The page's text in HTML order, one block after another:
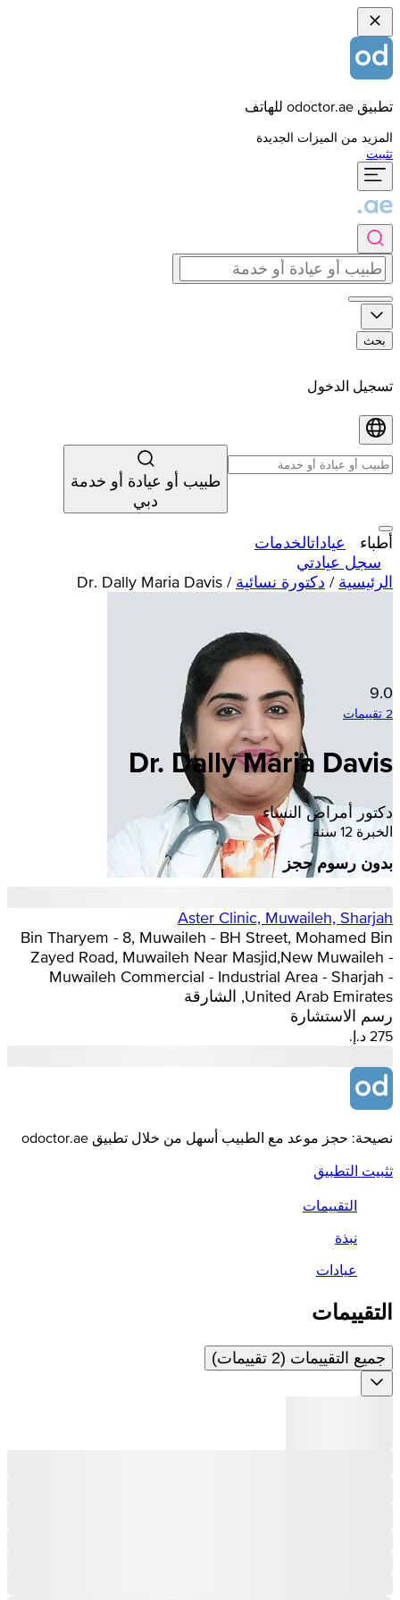
تطبيق odoctor.ae للهاتف
المزيد من الميزات الجديدة
تثبيت
بحث
تسجيل الدخول
طبيب أو عيادة أو خدمة
دبي
أطباء عياداتالخدمات
سجل عيادتي
الرئيسية / دكتورة نسائية /
Dr. Dally Maria Davis
9.0
2 تقييمات
Dr. Dally Maria Davis
دكتور أمراض النساء
الخبرة 12 سنة
بدون رسوم حجز
Aster Clinic, Muwaileh, Sharjah
Bin Tharyem - 8, Muwaileh - BH Street, Mohamed Bin
Zayed Road, Muwaileh Near Masjid,New Muwaileh -
Muwaileh Commercial - Industrial Area - Sharjah -
United Arab Emirates, الشارقة
رسم الاستشارة
نصيحة: حجز موعد مع الطبيب أسهل من خلال تطبيق odoctor.ae
تثبيت التطبيق
التقييمات
نبذة
عيادات
التقييمات
جميع التقييمات (2 تقييمات)